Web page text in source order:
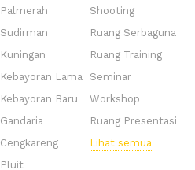
Palmerah
Sudirman
Kuningan
Kebayoran Lama
Kebayoran Baru
Gandaria
Cengkareng
Pluit
Shooting
Ruang Serbaguna
Ruang Training
Seminar
Workshop
Ruang Presentasi
Lihat semua